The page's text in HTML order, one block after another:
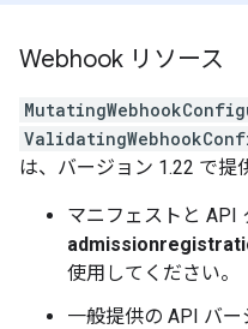
Webhook リソース
は、バージョン 1.22 で提
マニフェストと API
使用してください。
一般提供の API バ